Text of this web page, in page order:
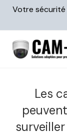
Votre
Les